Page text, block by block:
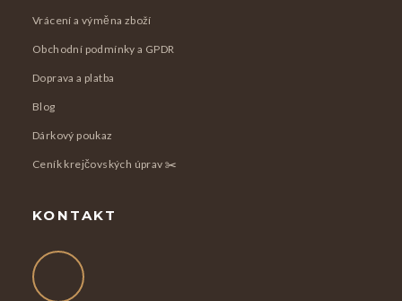
Vrácení a výměna zboží
Obchodní podmínky a GPDR
Doprava a platba
Blog
Dárkový poukaz
Ceník krejčovských úprav ✂️
KONTAKT